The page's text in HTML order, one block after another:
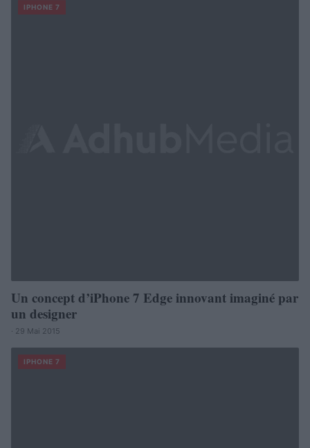
IPHONE 7
Un concept d’iPhone 7 Edge innovant imaginé par
un designer
· 29 Mai 2015
IPHONE 7